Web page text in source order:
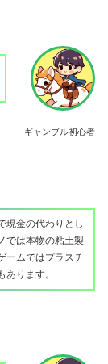
ギャンブル初心者
現金の代わりとし
では本物の粘土製
ームではプラスチ
ります。